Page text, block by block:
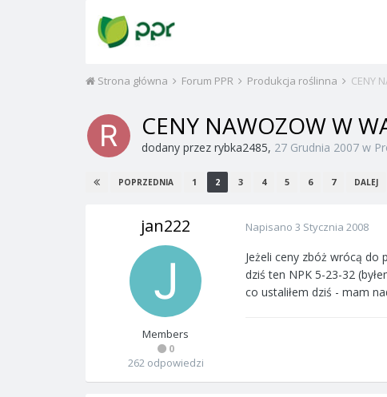
Strona główna Forum PPR Produkcja roślinna CENY
CENY NAWOZOW W
dodany przez rybka2485, 27 Grudnia 2007 w
POPRZEDNIA 1 2 3 4 5 6 7 DALEJ
jan222
Members
0
262 odpowiedzi
Napisano 3 Stycznia 2008
Jeżeli ceny zbóż wrócą do
dziś ten NPK 5-23-32
co ustaliłem dziś - mam